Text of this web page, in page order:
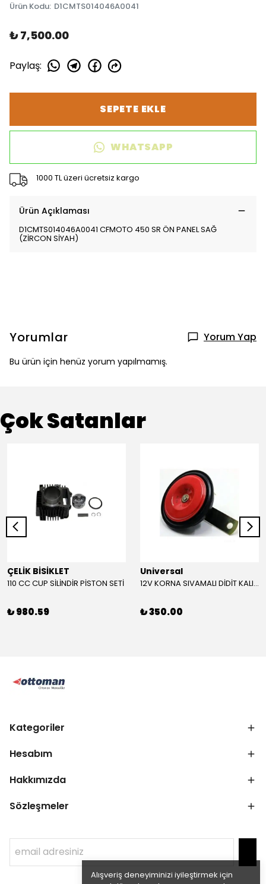
Alışveriş deneyiminizi iyileştirmek için
Ürün Kodu: D1CMTS014046A0041
₺ 7,500.00
Paylaş:
SEPETE EKLE
WHATSAPP
1000 TL üzeri ücretsiz kargo
Ürün Açıklaması
D1CMTS014046A0041 CFMOTO 450 SR ÖN PANEL SAĞ
(ZİRCON SİYAH)
Yorumlar Yorum Yap
Bu ürün için henüz yorum yapılmamış.
Çok Satanlar
ÇELİK BİSİKLET
110 CC CUP SİLİNDİR PİSTON SETİ
₺ 980.59
Universal
12V KORNA SIVAMALI DİDİT KALIN SESLİ (KIRMIZI)
₺ 350.00
Kategoriler
Hesabım
Hakkımızda
Sözleşmeler